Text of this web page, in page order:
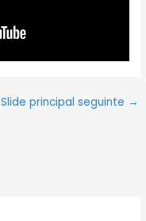
Slide principal seguinte →